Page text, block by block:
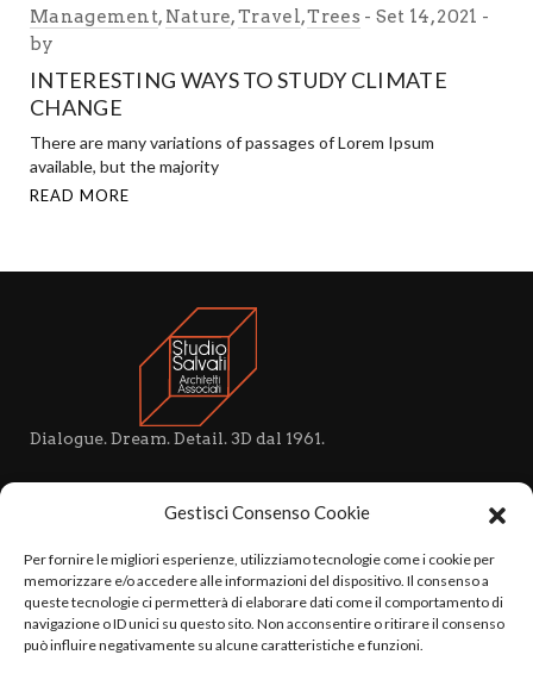
Gestisci Consenso Cookie
Per fornire le migliori esperienze, utilizziamo tecnologie come i cookie per
memorizzare e/o accedere alle informazioni del dispositivo. Il consenso a
queste tecnologie ci permetterà di elaborare dati come il comportamento di
navigazione o ID unici su questo sito. Non acconsentire o ritirare il consenso
può influire negativamente su alcune caratteristiche e funzioni.
Management, Nature,Travel,Trees
Set 14, 2021
by
INTERESTING WAYS TO STUDY CLIMATE
CHANGE
There are many variations of passages of Lorem Ipsum
available, but the majority
READ MORE
Dialogue. Dream. Detail. 3D dal 1961.
P. IVA 13236440155
CALL US